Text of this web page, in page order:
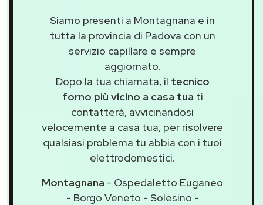
Siamo presenti a Montagnana e in
tutta la provincia di Padova con un
servizio capillare e sempre
aggiornato.
Dopo la tua chiamata, il tecnico
forno più vicino a casa tua ti
contatterà, avvicinandosi
velocemente a casa tua, per risolvere
qualsiasi problema tu abbia con i tuoi
elettrodomestici.
Montagnana - Ospedaletto Euganeo
- Borgo Veneto - Solesino -